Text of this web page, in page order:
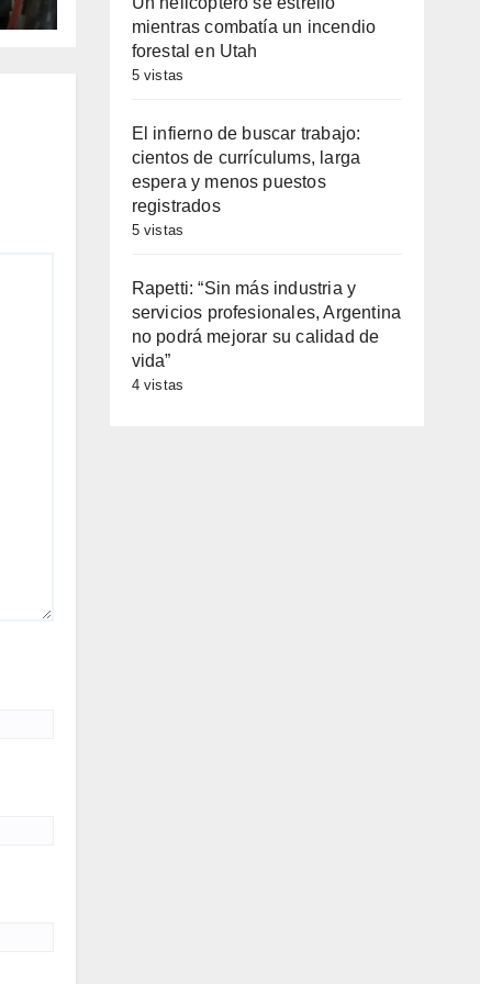
mientras combatía un incendio
forestal en Utah
5 vistas
El infierno de buscar trabajo:
cientos de currículums, larga
espera y menos puestos
registrados
5 vistas
Rapetti: “Sin más industria y
servicios profesionales, Argentina
no podrá mejorar su calidad de
vida”
4 vistas